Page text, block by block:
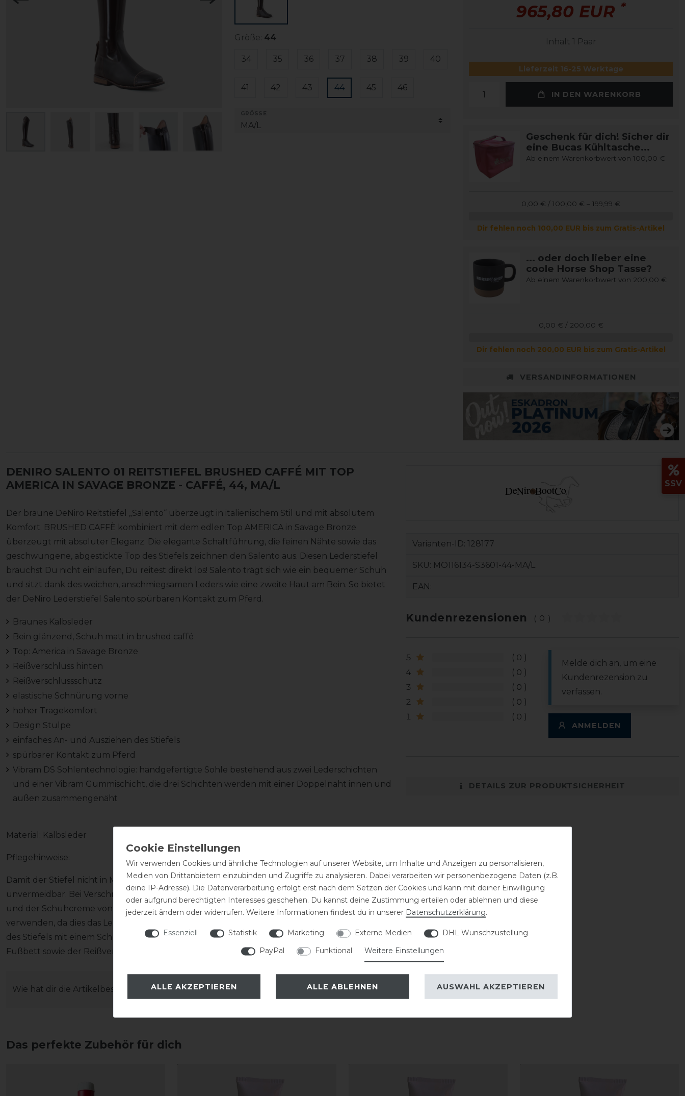
Größe: 44
34 35 36 37 38 39 40
41 42 43 44 45 46
965,80 EUR *
Inhalt 1 Paar
Lieferzeit 16-25 Werktage
IN DEN WARENKORB
Geschenk für dich! Sicher dir
eine Bucas Kühltasche...
Ab einem Warenkorbwert von 100,00 €
0,00 € / 100,00 € – 199,99 €
Dir fehlen noch 100,00 EUR bis zum Gratis-Artikel
... oder doch lieber eine
coole Horse Shop Tasse?
Ab einem Warenkorbwert von 200,00 €
0,00 € / 200,00 €
Dir fehlen noch 200,00 EUR bis zum Gratis-Artikel
VERSANDINFORMATIONEN
DENIRO SALENTO 01 REITSTIEFEL BRUSHED CAFFÉ MIT TOP
AMERICA IN SAVAGE BRONZE - CAFFÉ, 44, MA/L
Der braune DeNiro Reitstiefel „Salento“ überzeugt in italienischem Stil und mit absolutem
Komfort. BRUSHED CAFFÈ kombiniert mit dem edlen Top AMERICA in Savage Bronze
überzeugt mit absoluter Eleganz. Die elegante Schaftführung, die feinen Nähte sowie das
geschwungene, abgestickte Top des Stiefels zeichnen den Salento aus. Diesen Lederstiefel
brauchst Du nicht einlaufen, Du reitest direkt los! Salento trägt sich wie ein bequemer Schuh
und sitzt dank des weichen, anschmiegsamen Leders wie eine zweite Haut am Bein. So bietet
der DeNiro Lederstiefel Salento spürbaren Kontakt zum Pferd.
Braunes Kalbsleder
Bein glänzend, Schuh matt in brushed caffé
Top: America in Savage Bronze
Reißverschluss hinten
Reißverschlussschutz
elastische Schnürung vorne
hoher Tragekomfort
Design Stulpe
einfaches An- und Ausziehen des Stiefels
spürbarer Kontakt zum Pferd
Vibram DS Sohlentechnologie: handgefertigte Sohle bestehend aus zwei Lederschichten
und einer Vibram Gummischicht, die drei Schichten werden mit einer Doppelnaht innen und
außen zusammengenäht
Material: Kalbsleder
Pflegehinweise:
Damit der Stiefel nicht in Mitleidenschaft gezogen wird, ist eine regelmäßige Pflege
unvermeidbar. Bei Verschmutzung den Stiefel zeitnah mit einem feuchten Tuch abwischen
und der Schuhcreme von DeNiro pflegen (Achtung! Keine Sattelseife für die Reinigung
verwenden, da dies das Leder austrocknen lässt). Weiterhin empfiehlt DeNiro das Anziehen
des Stiefels mit einem Schuhlöffel und das Ausziehen mit einem Stiefelknecht, damit das
Fußbett sowie der Reißverschluss unversehrt bleiben.
Wie hat dir die Artikelbeschreibung gefallen?
Varianten-ID: 128177
SKU: MO116134-S3601-44-MA/L
EAN:
Kundenrezensionen (0)
5
0
4
0
3
0
2
0
1
0
Melde dich an, um eine
Kundenrezension zu
verfassen.
ANMELDEN
DETAILS ZUR PRODUKTSICHERHEIT
Das perfekte Zubehör für dich
SSV
Wir verwenden Cookies und ähnliche Technologien auf unserer Website, um Inhalte und Anzeigen zu personalisieren,
Medien von Drittanbietern einzubinden und Zugriffe zu analysieren. Dabei verarbeiten wir personenbezogene Daten (z.B.
deine IP-Adresse). Die Datenverarbeitung erfolgt erst nach dem Setzen der Cookies und kann mit deiner Einwilligung
oder aufgrund berechtigten Interesses geschehen. Du kannst deine Zustimmung erteilen oder ablehnen und diese
jederzeit ändern oder widerrufen. Weitere Informationen findest du in unserer Daten­schutz­erklärung.
Essenziell Statistik Marketing Externe Medien
DHL Wunschzustellung
PayPal
Funktional Weitere Einstellungen
ALLE AKZEPTIEREN ALLE ABLEHNEN AUSWAHL AKZEPTIEREN